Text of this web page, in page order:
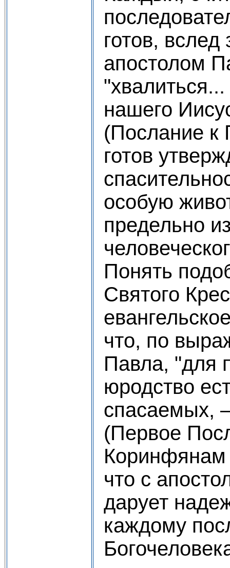
готов,
апостолом
нашего
(Послание к
готов
особую
предельно
Понять
Святого
что, по
Павла, "для
юродство
спасаемых,
(Первое
что с
дарует
каждому